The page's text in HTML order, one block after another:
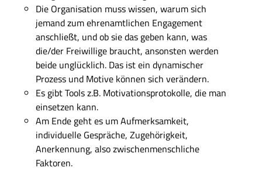
Die Organisation musswissen, warumsich
jemand zum ehrenamtlichen Engagement
anschließt, und obsie dasgeben kann, was
die/der Freiwillige braucht, ansonsten werden
beide unglücklich. Das istein dynamischer
Prozess und Motive können sich verändern.
Es gibt Tools z.B. Motivationsprotokolle, die man
einsetzen kann.
Am Ende geht es um Aufmerksamkeit,
individuelle Gespräche, Zugehörigkeit,
Anerkennung, alsozwischenmenschliche
Faktoren.